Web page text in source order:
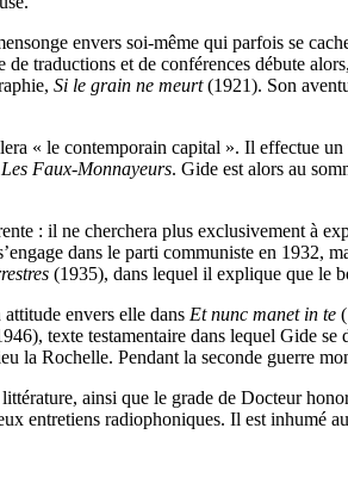
envers soi-même qui parfois se
traductions et de conférences débute
Si le grain ne meurt(1921). Son
« le contemporain capital ». Il effectue
Les Faux-Monnayeurs. Gide est alors au
: il ne cherchera plus exclusivement à
dans le parti communiste en 1932,
(1935), dans lequel il explique que le
envers elle dans Et nunc manet in te
texte testamentaire dans lequel Gide
la Rochelle. Pendant la seconde guerre
ainsi que le grade de Docteur
entretiens radiophoniques. Il est inhumé